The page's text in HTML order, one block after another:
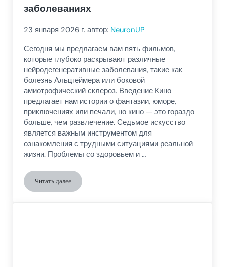
заболеваниях
23 января 2026 г. автор: NeuronUP
Сегодня мы предлагаем вам пять фильмов,
которые глубоко раскрывают различные
нейродегенеративные заболевания, такие как
болезнь Альцгеймера или боковой
амиотрофический склероз. Введение Кино
предлагает нам истории о фантазии, юморе,
приключениях или печали, но кино — это гораздо
больше, чем развлечение. Седьмое искусство
является важным инструментом для
ознакомления с трудными ситуациями реальной
жизни. Проблемы со здоровьем и …
Читать далееПять фильмов о нейродегенеративных заболеваниях